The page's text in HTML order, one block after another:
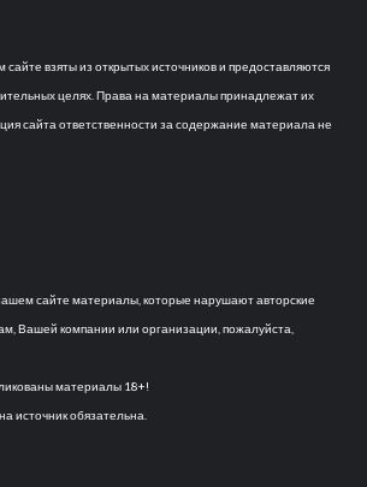
взяты из открытых источников и предоставляются
целях. Права на материалы принадлежат их
сайта ответственности за содержание материала не
сайте материалы, которые нарушают авторские
Вашей компании или организации, пожалуйста,
материалы 18+!
источник обязательна.